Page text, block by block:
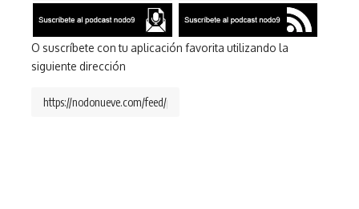
O suscríbete con tu aplicación favorita utilizando la
siguiente dirección